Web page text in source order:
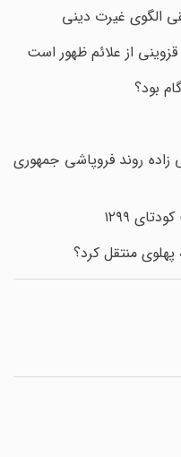
غیرت دینی
از علائم ظهور است
روند فروپاشی جمهوری
۱۲۹۹
منتقل کرد؟